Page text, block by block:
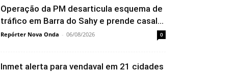
Operação da PM desarticula esquema de
tráfico em Barra do Sahy e prende casal...
Repórter Nova Onda - 06/08/2026 0
Inmet alerta para vendaval em 21 cidades